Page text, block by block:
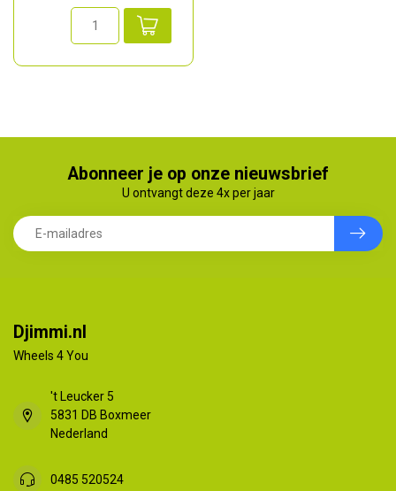
Abonneer je op onze nieuwsbrief
U ontvangt deze 4x per jaar
Djimmi.nl
Wheels 4 You
't Leucker 5
5831 DB Boxmeer
Nederland
0485 520524